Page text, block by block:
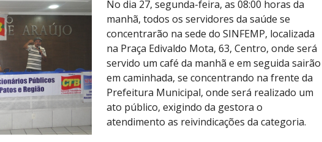
No dia 27, segunda-feira, as 08:00 horas da
manhã, todos os servidores da saúde se
concentrarão na sede do SINFEMP, localizada
na Praça Edivaldo Mota, 63, Centro, onde será
servido um café da manhã e em seguida sairão
em caminhada, se concentrando na frente da
Prefeitura Municipal, onde será realizado um
ato público, exigindo da gestora o
atendimento as reivindicações da categoria.